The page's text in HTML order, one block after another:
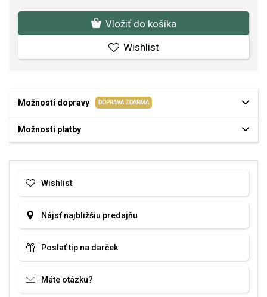
Vložiť do košíka
Wishlist
Možnosti dopravy DOPRAVA ZDARMA
Možnosti platby
Wishlist
Nájsť najbližšiu predajňu
Poslať tip na darček
Máte otázku?